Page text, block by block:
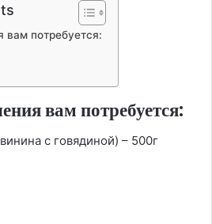
вам потребуется:
вам потребуется:
с говядиной) – 500г